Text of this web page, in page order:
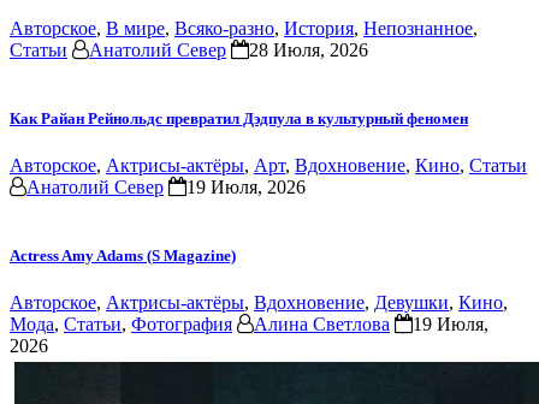
Авторское, В мире, Всяко-разно, История, Непознанное,
Статьи
Анатолий Север 28 Июля, 2026
Как Райан Рейнольдс превратил Дэдпула в культурный феномен
Авторское, Актрисы-актёры, Арт, Вдохновение, Кино, Статьи
Анатолий Север
19 Июля, 2026
Actress Amy Adams (S Magazine)
Авторское, Актрисы-актёры, Вдохновение, Девушки, Кино,
Мода, Статьи, Фотография Алина Светлова
19 Июля,
2026